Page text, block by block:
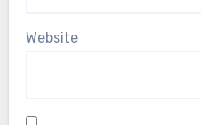
Website